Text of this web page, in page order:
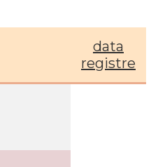
data
registre